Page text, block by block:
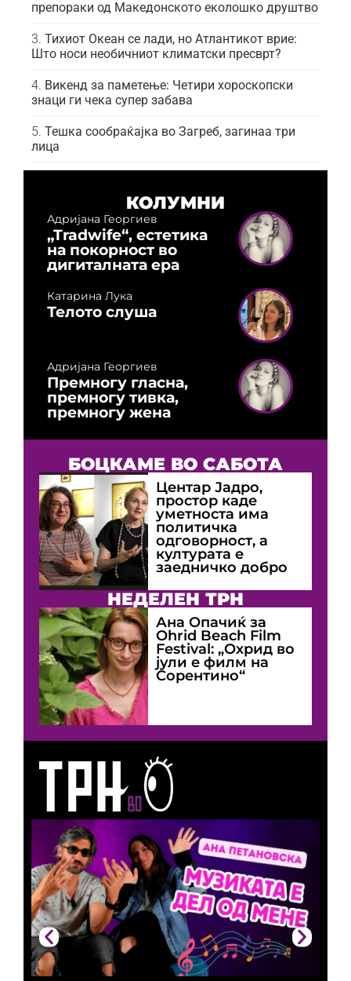
препораки од Македонското еколошко друштво
Тихиот Океан се лади, но Атлантикот врие:
Што носи необичниот климатски пресврт?
Викенд за паметење: Четири хороскопски
знаци ги чека супер забава
Тешка сообраќајка во Загреб, загинаа три
лица
КОЛУМНИ
Адријана Георгиев
„Tradwife“, естетика
на покорност во
дигиталната ера
Катарина Лука
Телото слуша
Адријана Георгиев
Премногу гласна,
премногу тивка,
премногу жена
БОЦКАМЕ ВО САБОТА
Центар Јадро,
простор каде
уметноста има
политичка
одговорност, а
културата е
заедничко добро
НЕДЕЛЕН ТРН
Ана Опачиќ за
Оhrid Beach Film
Festival: „Охрид во
јули е филм на
Сорентино“